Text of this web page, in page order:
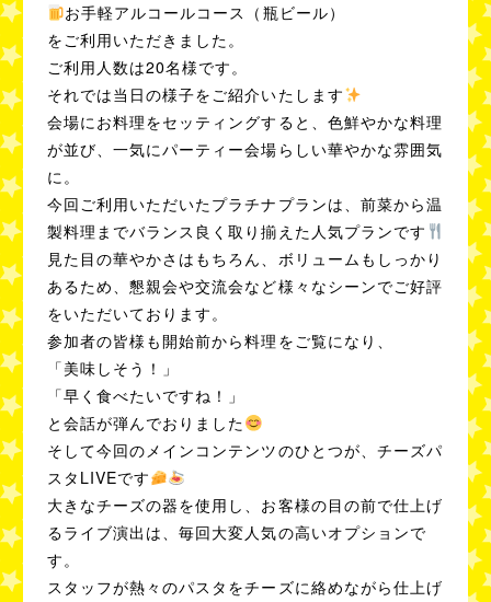
セミナー・講演会
イベント
100名様以上の
社内懇親会・
記念式典
ブライダル・
2次会
学校での謝恩会・
展示会・
お手軽アルコールコース（瓶ビール）
をご利用いただきました。
ご利用人数は20名様です。
それでは当日の様子をご紹介いたします
会場にお料理をセッティングすると、色鮮やかな料理
が並び、一気にパーティー会場らしい華やかな雰囲気
に。
今回ご利用いただいたプラチナプランは、前菜から温
製料理までバランス良く取り揃えた人気プランです
見た目の華やかさはもちろん、ボリュームもしっかり
あるため、懇親会や交流会など様々なシーンでご好評
をいただいております。
参加者の皆様も開始前から料理をご覧になり、
「美味しそう！」
「早く食べたいですね！」
と会話が弾んでおりました
そして今回のメインコンテンツのひとつが、チーズパ
スタLIVEです
大きなチーズの器を使用し、お客様の目の前で仕上げ
るライブ演出は、毎回大変人気の高いオプションで
す。
スタッフが熱々のパスタをチーズに絡めながら仕上げ